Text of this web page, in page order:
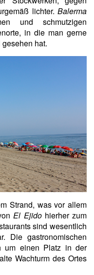
lichter. Balerma
und schmutzigen
in die man gerne
hat.
Strand, was vor allem
El Ejidohierher zum
sind wesentlich
Die gastronomischen
um einen Platz in der
Wachturm des Ortes